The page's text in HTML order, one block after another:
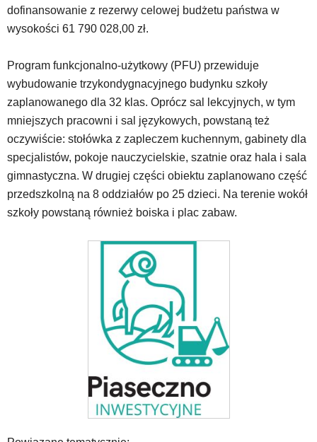
obsługiwane
klawiszy
strzałek
lub
odpowiadających
im
skrótów
klawiaturowych
oraz
mogą
dofinansowanie z rezerwy celowej budżetu państwa w
wysokości 61 790 028,00 zł.
Program funkcjonalno-użytkowy (PFU) przewiduje
wybudowanie trzykondygnacyjnego budynku szkoły
zaplanowanego dla 32 klas. Oprócz sal lekcyjnych, w tym
mniejszych pracowni i sal językowych, powstaną też
oczywiście: stołówka z zapleczem kuchennym, gabinety dla
specjalistów, pokoje nauczycielskie, szatnie oraz hala i sala
gimnastyczna. W drugiej części obiektu zaplanowano część
przedszkolną na 8 oddziałów po 25 dzieci. Na terenie wokół
szkoły powstaną również boiska i plac zabaw.